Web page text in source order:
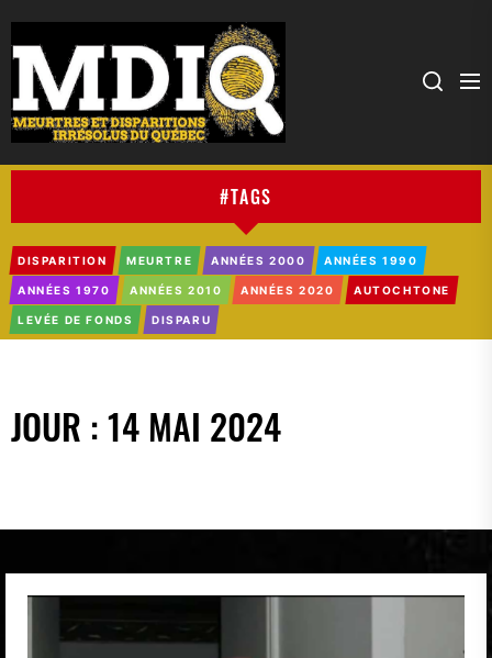
#TAGS
DISPARITION MEURTRE ANNÉES 2000 ANNÉES 1990
ANNÉES 1970 ANNÉES 2010 ANNÉES 2020 AUTOCHTONE
LEVÉE DE FONDS DISPARU
JOUR :14 MAI 2024